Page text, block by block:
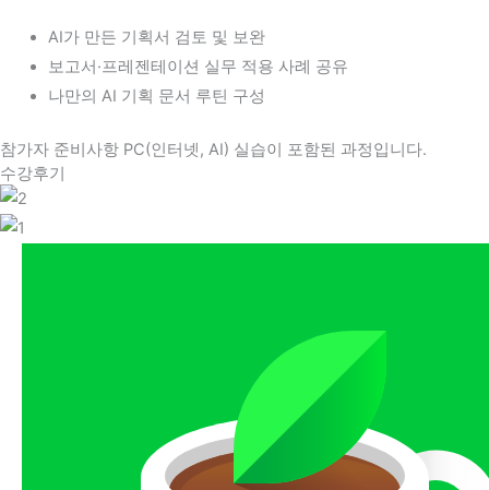
AI가 만든 기획서 검토 및 보완
보고서·프레젠테이션 실무 적용 사례 공유
나만의 AI 기획 문서 루틴 구성
참가자 준비사항 PC(인터넷, AI) 실습이 포함된 과정입니다.
수강후기